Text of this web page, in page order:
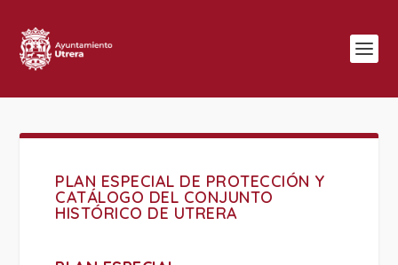
PLAN ESPECIAL DE PROTECCIÓN Y
CATÁLOGO DEL CONJUNTO
HISTÓRICO DE UTRERA